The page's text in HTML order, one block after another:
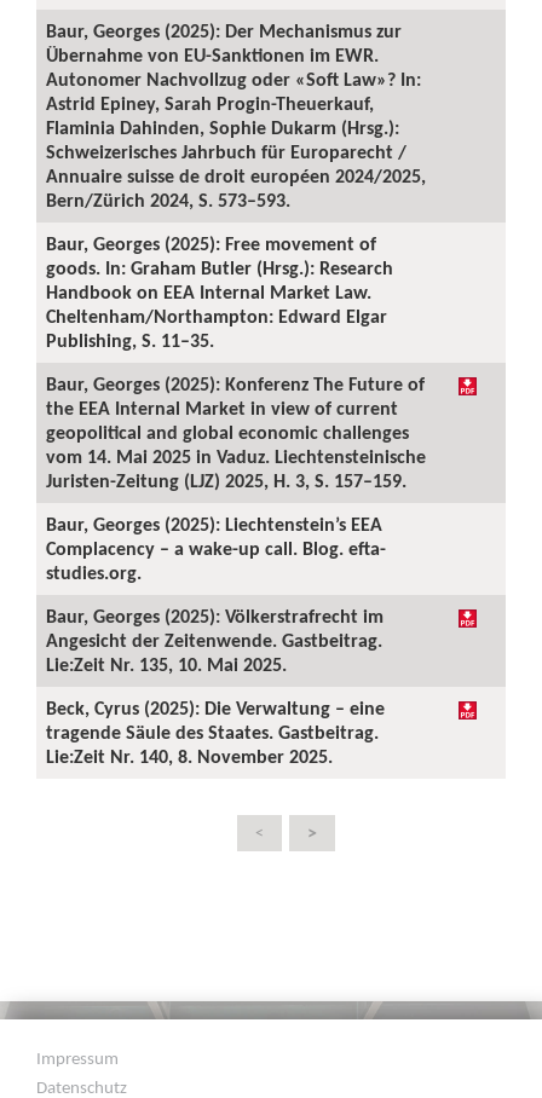
Baur, Georges (2025): Der Mechanismus zur
Übernahme von EU-Sanktionen im EWR.
Autonomer Nachvollzug oder «Soft Law»? In:
Astrid Epiney, Sarah Progin-Theuerkauf,
Flaminia Dahinden, Sophie Dukarm (Hrsg.):
Schweizerisches Jahrbuch für Europarecht /
Annuaire suisse de droit européen 2024/2025,
Bern/Zürich 2024, S. 573–593.
Baur, Georges (2025): Free movement of
goods. In: Graham Butler (Hrsg.): Research
Handbook on EEA Internal Market Law.
Cheltenham/Northampton: Edward Elgar
Publishing, S. 11–35.
Baur, Georges (2025): Konferenz The Future of
the EEA Internal Market in view of current
geopolitical and global economic challenges
vom 14. Mai 2025 in Vaduz. Liechtensteinische
Juristen-Zeitung (LJZ) 2025, H. 3, S. 157–159.
Baur, Georges (2025): Liechtenstein’s EEA
Complacency – a wake-up call. Blog. efta-
studies.org.
Baur, Georges (2025): Völkerstrafrecht im
Angesicht der Zeitenwende. Gastbeitrag.
Lie:Zeit Nr. 135, 10. Mai 2025.
Beck, Cyrus (2025): Die Verwaltung – eine
tragende Säule des Staates. Gastbeitrag.
Lie:Zeit Nr. 140, 8. November 2025.
< >
Impressum
Datenschutz